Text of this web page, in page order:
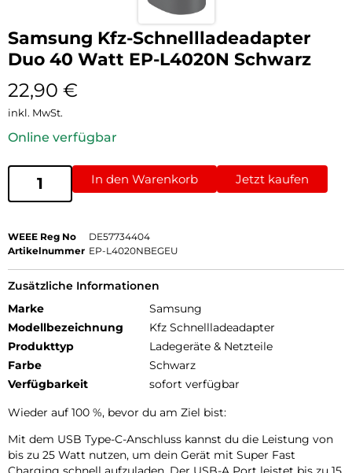
Samsung Kfz-Schnellladeadapter
Duo 40 Watt EP-L4020N Schwarz
22,90 €
inkl. MwSt.
Online verfügbar
In den Warenkorb Jetzt kaufen
WEEE Reg No
DE57734404
Artikelnummer EP-L4020NBEGEU
Zusätzliche Informationen
Marke
Samsung
Modellbezeichnung
Kfz Schnellladeadapter
Produkttyp
Ladegeräte & Netzteile
Farbe
Schwarz
Verfügbarkeit
sofort verfügbar
Wieder auf 100 %, bevor du am Ziel bist:
Mit dem USB Type-C-Anschluss kannst du die Leistung von
bis zu 25 Watt nutzen, um dein Gerät mit Super Fast